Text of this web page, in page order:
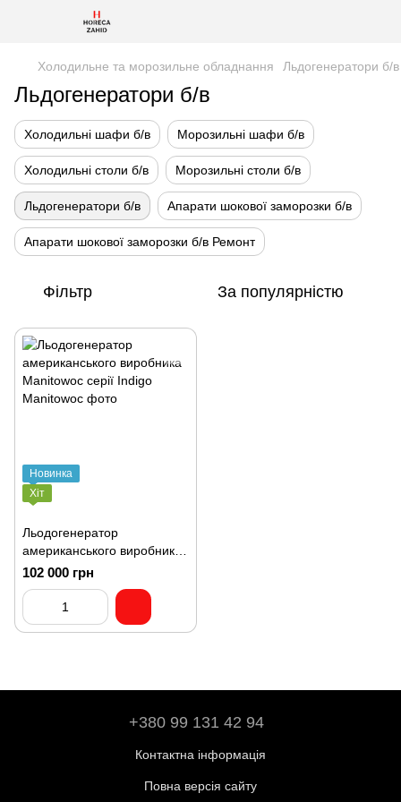
Холодильне та морозильне обладнання Льдогенератори б/в
Льдогенератори б/в
Холодильні шафи б/в Морозильні шафи б/в
Холодильні столи б/в Морозильні столи б/в
Льдогенератори б/в Апарати шокової заморозки б/в
Апарати шокової заморозки б/в Ремонт
Фільтр За популярністю
Новинка
Хіт
Льодогенератор
американського виробника
Manitowoc серії Indigo
102 000 грн
+380 99 131 42 94
Контактна інформація
Повна версія сайту